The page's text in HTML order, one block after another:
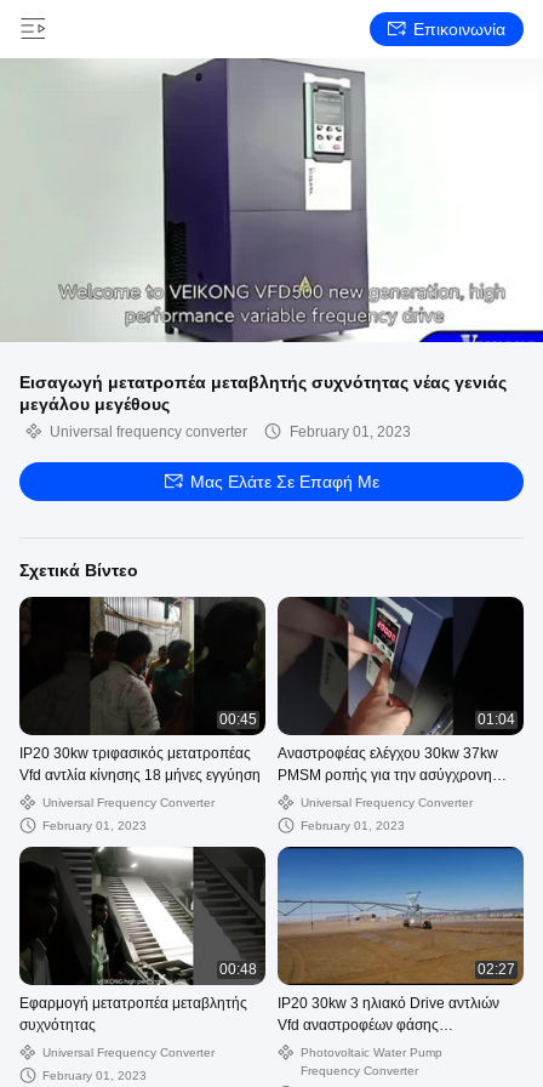
Επικοινωνία
Εισαγωγή μετατροπέα μεταβλητής συχνότητας νέας γενιάς
μεγάλου μεγέθους
Universal frequency converter February 01, 2023
Μας Ελάτε Σε Επαφή Με
Σχετικά Βίντεο
00:45
IP20 30kw τριφασικός μετατροπέας
Vfd αντλία κίνησης 18 μήνες εγγύηση
Universal Frequency Converter
February 01, 2023
01:04
Αναστροφέας ελέγχου 30kw 37kw
PMSM ροπής για την ασύγχρονη
μηχανήUniversal Frequency Converter
February 01, 2023
00:48
Εφαρμογή μετατροπέα μεταβλητής
συχνότητας
Universal Frequency Converter
February 01, 2023
02:27
IP20 30kw 3 ηλιακό Drive αντλιών
Vfd αναστροφέων φάσης
εξουσιοδότηση 18 μήνα
Photovoltaic Water Pump
Frequency Converter